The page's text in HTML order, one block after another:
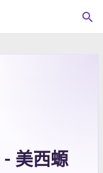
search
- 美西螈